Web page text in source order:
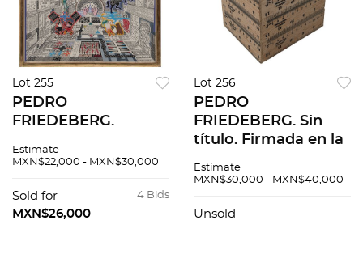
Lot 255
PEDRO
FRIEDEBERG.
pasatiempos.
81 / 150. 69 x 69 cm
medidas totales
Estimate
MXN$22,000 - MXN$30,000
4 Bids
Sold for
MXN$26,000
Lot 256
PEDRO
FRIEDEBERG. Sin
título. Firmada en la
ensamblada con
incrustaciones de
Estimate
MXN$30,000 - MXN$40,000
Unsold